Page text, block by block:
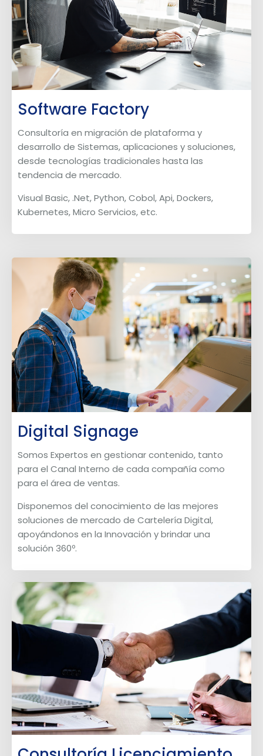
Software Factory
Consultoría en migración de plataforma y
desarrollo de Sistemas, aplicaciones y soluciones,
desde tecnologías tradicionales hasta las
tendencia de mercado.
Visual Basic, .Net, Python, Cobol, Api, Dockers,
Kubernetes, Micro Servicios, etc.
Digital Signage
Somos Expertos en gestionar contenido, tanto
para el Canal Interno de cada compañía como
para el área de ventas.
Disponemos del conocimiento de las mejores
soluciones de mercado de Cartelería Digital,
apoyándonos en la Innovación y brindar una
solución 360º.